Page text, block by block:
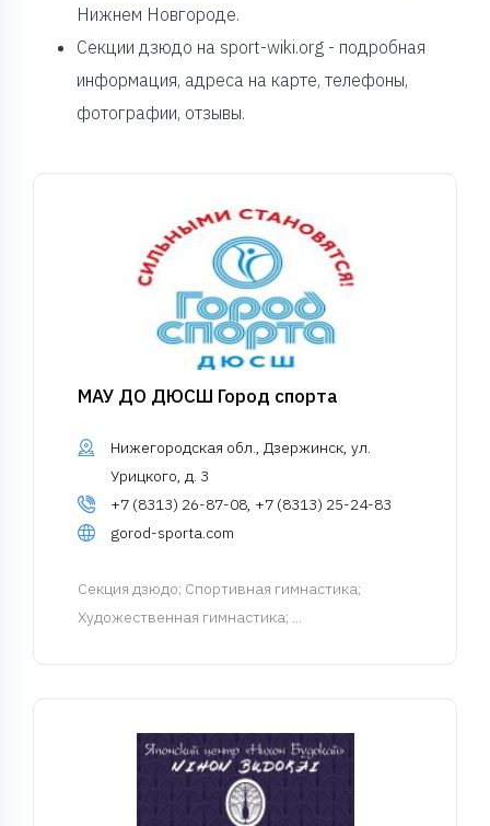
Нижнем Новгороде.
Секции дзюдо на sport-wiki.org - подробная
информация, адреса на карте, телефоны,
фотографии, отзывы.
МАУ ДО ДЮСШ Город спорта
Нижегородская обл., Дзержинск, ул.
Урицкого, д. 3
+7 (8313) 26-87-08, +7 (8313) 25-24-83
gorod-sporta.com
Cекция дзюдо; Спортивная гимнастика;
Художественная гимнастика; ...